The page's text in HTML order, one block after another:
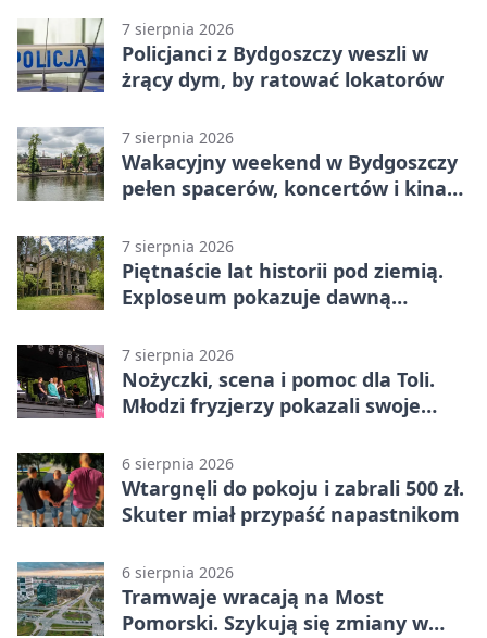
7 sierpnia 2026
Policjanci z Bydgoszczy weszli w
żrący dym, by ratować lokatorów
7 sierpnia 2026
Wakacyjny weekend w Bydgoszczy
pełen spacerów, koncertów i kina
7 sierpnia 2026
Piętnaście lat historii pod ziemią.
Exploseum pokazuje dawną
7 sierpnia 2026
Nożyczki, scena i pomoc dla Toli.
Młodzi fryzjerzy pokazali swoje
6 sierpnia 2026
Wtargnęli do pokoju i zabrali 500 zł.
Skuter miał przypaść napastnikom
6 sierpnia 2026
Tramwaje wracają na Most
Pomorski. Szykują się zmiany w